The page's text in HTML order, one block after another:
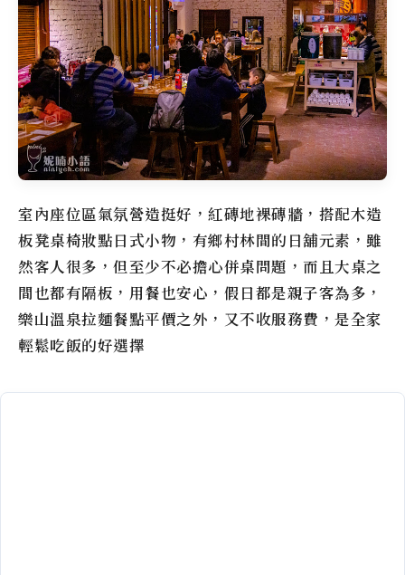
室內座位區氣氛營造挺好，紅磚地裸磚牆，搭配木造
板凳桌椅妝點日式小物，有鄉村林間的日舖元素，雖
然客人很多，但至少不必擔心併桌問題，而且大桌之
間也都有隔板，用餐也安心，假日都是親子客為多，
樂山溫泉拉麵餐點平價之外，又不收服務費，是全家
輕鬆吃飯的好選擇